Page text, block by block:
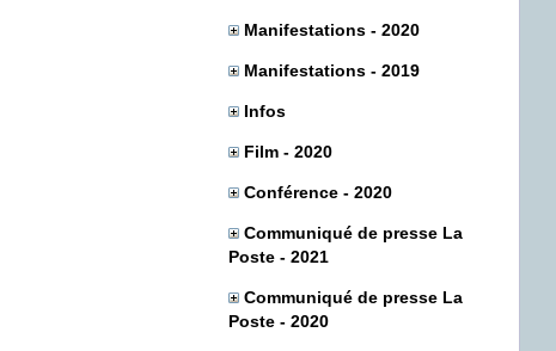
Manifestations - 2020
Manifestations - 2019
Infos
Film - 2020
Conférence - 2020
Communiqué de presse La
Poste - 2021
Communiqué de presse La
Poste - 2020